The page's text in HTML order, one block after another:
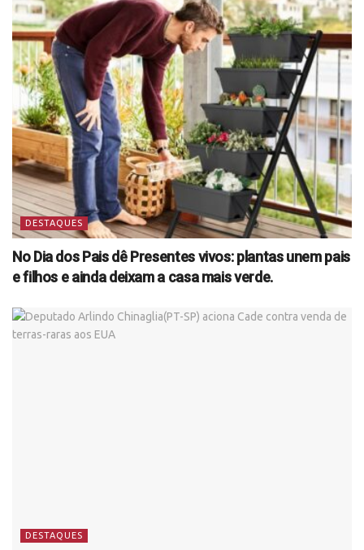
DESTAQUES
No Dia dos Pais dê Presentes vivos: plantas unem pais
e filhos e ainda deixam a casa mais verde.
DESTAQUES